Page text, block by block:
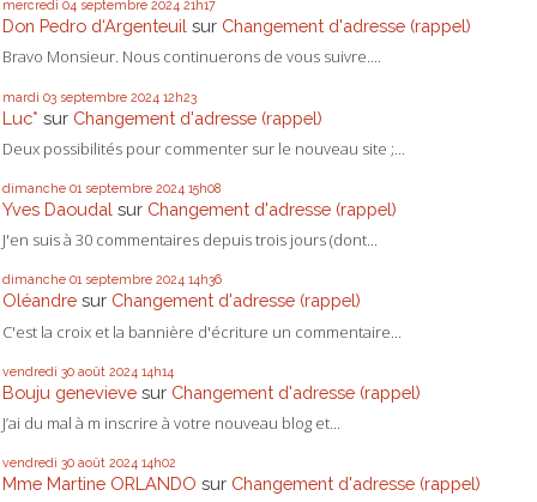
mercredi 04 septembre 2024 21h17
Don Pedro d‘Argenteuil sur Changement d'adresse (rappel)
Bravo Monsieur. Nous continuerons de vous suivre....
mardi 03 septembre 2024 12h23
Luc* sur Changement d'adresse (rappel)
Deux possibilités pour commenter sur le nouveau site ;...
dimanche 01 septembre 2024 15h08
Yves Daoudal sur Changement d'adresse (rappel)
J'en suis à 30 commentaires depuis trois jours (dont...
dimanche 01 septembre 2024 14h36
Oléandre sur Changement d'adresse (rappel)
C'est la croix et la bannière d'écriture un commentaire...
vendredi 30 août 2024 14h14
Bouju genevieve sur Changement d'adresse (rappel)
J’ai du mal à m inscrire à votre nouveau blog et...
vendredi 30 août 2024 14h02
Mme Martine ORLANDO sur Changement d'adresse (rappel)